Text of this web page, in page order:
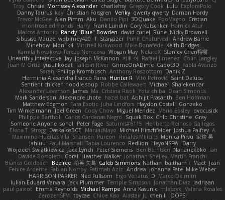
Troy Chrisie Morrissey Alexander charliehsy Gregory Cook Lulu ExplorePolo
Danny Taurus kay Christian Forsgren Venky qwerty qwerty Damon Hardy
Trevor McGee Alan Pimm Aku Danilo Pipi 3DQuake PooMagoo Cristian
montrose edmonds Harry Frank Lundin Cory Kutschker Harnick Atur
Marcos Antonio Randy "Blue" Bowden david curiel Rune Nicky Brownell
Sibusiso Mauze wpbirney420 T. Stargazer Punit Chaturvedi Andrew Barrie
Minehow Mon1k4 Mitchell Kirkwood Mike Bonafede Keith Bridges
Kamila Novakova Tereza Nemcova Wogan May NefaroX Stanley Chen榕樹
Unearthly Interactive Jay Joseph McKinnon 지후 이 Rafael Jimenez
Colin Langley
Juan M Ortiz yusuf kodat Taliesin River GrimeOnADime Cabot3D Paola Avanzo
Sarah Philipp Krombusch Anthony Rosbottom Danik Z
Herminia Alexandra Franco Parra Hunter R Vito Petrović Saint Deluca
Sentient chicken noodle soup Robbe Callewaert Michael Shalekendar
Alexander Levenson James Ma. Cristina Risoli Yota chiba Dean Simonds
Mark Sanderson Alexandre Lhote hazel bat Abhijit Prasanth Ben Hoffman
Matthew Edgmon Tara Exotic Juha Lindfors Haydon Costall Gonzako
Tim Winkelmann
Joel Green Cody Chow Miguel Mendez Mario Epsley dvdcusick
Philippe Bartholi Carlos Cardenas Negro Squak Box Chlo Christine Gray
Someone Anyone sonal Peter Page Saturnis#6115 Heriberto Reinoso Gallegos
Elena T Strogg DaskalosBCE ManiacMayo Michael Hirschfelder Joshua Palfrey A
Maximino Huertas Vila Shansen Pureon Rinalds Miļicins Monica Pirvu 家俊 吴
Jahluu
Paul Marshall Tabia Lourenco Redlion HeyoNSFW Darry
Wojciech Świątkiewicz Jack Lynch Peter Siemens Ben Berntsen Nananekoko Ian
Davide Bortoletti Coral Heather Walker Jonathan Shelley Martín Franchi
Bianca Goldbach Beefree 治英 矢島 Caleb Simmons Nathan baitham i Maet Jean
Fenice Ardente Fabian Norrby Fatimah Aziz Andrew Johanna Fate Mike Weber
HARRISON PARKER Ned Fullsom Ergo Venatus D Marco De mitri
Iulian-Eduard Varvara Jack Plummer Temple Simpson Jonathan Diaz Jadriaan
paul paviot Emma Reynolds Michael Rampe Anna Kasunic mleczyk Valeria Rosales
ZerozenSFM tbycae Chloe Kiso Alastair JL chen li
OOPS!